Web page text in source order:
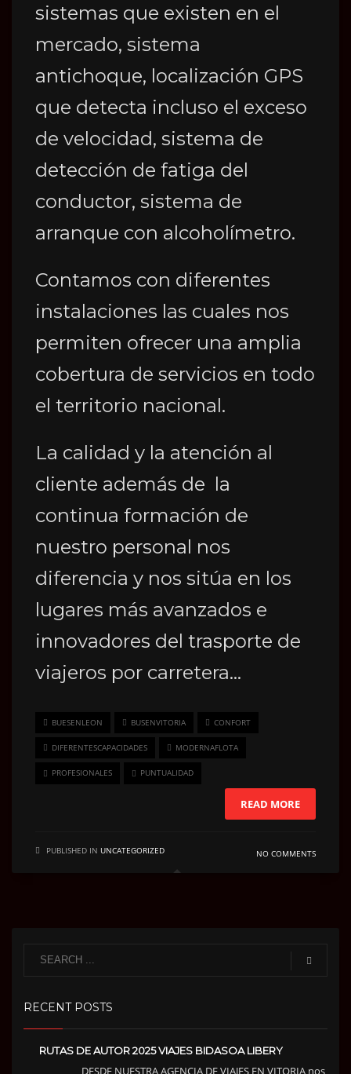
sistemas que existen en el
mercado, sistema
antichoque, localización GPS
que detecta incluso el exceso
de velocidad, sistema de
detección de fatiga del
conductor, sistema de
arranque con alcoholímetro.
Contamos con diferentes
instalaciones las cuales nos
permiten ofrecer una amplia
cobertura de servicios en todo
el territorio nacional.
La calidad y la atención al
cliente además de la
continua formación de
nuestro personal nos
diferencia y nos sitúa en los
lugares más avanzados e
innovadores del trasporte de
viajeros por carretera…
BUESENLEON BUSENVITORIA CONFORT
DIFERENTESCAPACIDADES MODERNAFLOTA
PROFESIONALES PUNTUALIDAD
READ MORE
PUBLISHED IN UNCATEGORIZED NO COMMENTS
RECENT POSTS
RUTAS DE AUTOR 2025 VIAJES BIDASOA LIBERY
DESDE NUESTRA AGENCIA DE VIAJES EN VITORIA nos